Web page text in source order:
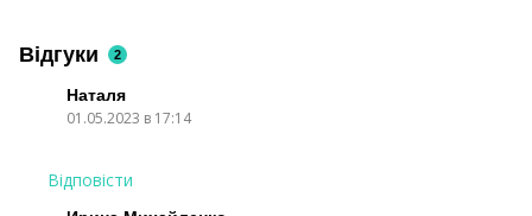
Відгуки 2
Наталя
01.05.2023 в 17:14
Відповісти